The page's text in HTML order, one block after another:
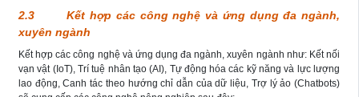
2.3 Kết hợp các công nghệ và ứng dụng đa ngành,
xuyên ngành
Kết hợp các công nghệ và ứng dụng đa ngành, xuyên ngành như: Kết nối
vạn vật (IoT), Trí tuệ nhân tạo (AI), Tự động hóa các kỹ năng và lực lượng
lao động, Canh tác theo hướng chỉ dẫn của dữ liệu, Trợ lý ảo (Chatbots)